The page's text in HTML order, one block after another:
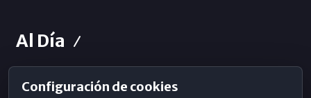
Al Día
Horarios de Misa
Configuración de cookies